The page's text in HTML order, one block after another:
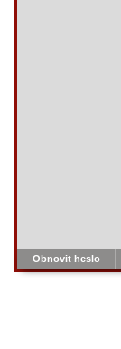
Obnovit heslo